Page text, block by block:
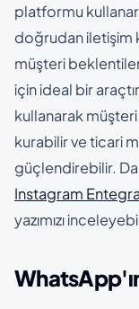
platformu
doğrudan iletişim
müşteri
için ideal bir
kullanarak müşteri
kurabilir ve ticari
güçlendirebilir.
Instagram
yazımızı